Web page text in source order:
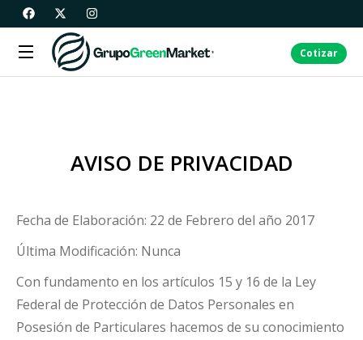
Cotizar
AVISO DE PRIVACIDAD
Fecha de Elaboración: 22 de Febrero del año 2017
Última Modificación: Nunca
Con fundamento en los artículos 15 y 16 de la Ley
Federal de Protección de Datos Personales en
Posesión de Particulares hacemos de su conocimiento